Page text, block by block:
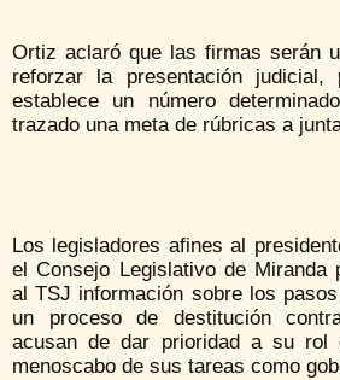
Ortiz aclaró que las firmas serán
reforzar la presentación
establece un número
trazado una meta de rúbricas a
Los legisladores afines al
el Consejo Legislativo de Miranda
al TSJ información sobre los
un proceso de destitución
acusan de dar prioridad a su rol
menoscabo de sus tareas como